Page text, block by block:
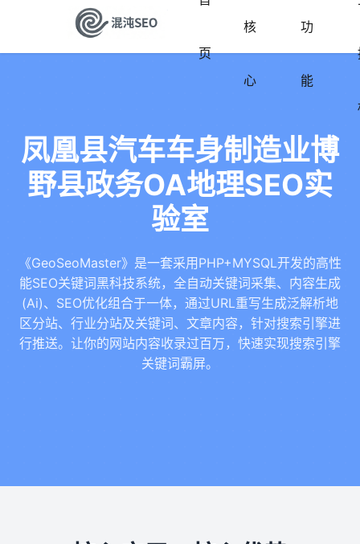
页
核
心
功
能
凤凰县汽车车身制造业博
野县政务OA地理SEO实
验室
《GeoSeoMaster》是一套采用PHP+MYSQL开发的高性
能SEO关键词黑科技系统，全自动关键词采集、内容生成
(Ai)、SEO优化组合于一体，通过URL重写生成泛解析地
区分站、行业分站及关键词、文章内容，针对搜索引擎进
行推送。让你的网站内容收录过百万，快速实现搜索引擎
关键词霸屏。